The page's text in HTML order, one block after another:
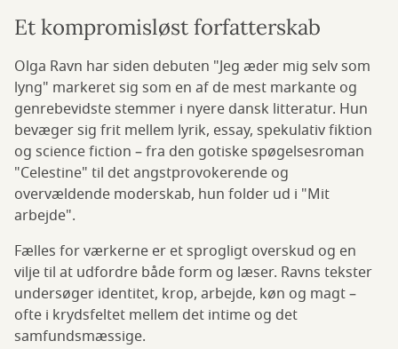
Et kompromisløst forfatterskab
Olga Ravn har siden debuten "Jeg æder mig selv som
lyng" markeret sig som en af de mest markante og
genrebevidste stemmer i nyere dansk litteratur. Hun
bevæger sig frit mellem lyrik, essay, spekulativ fiktion
og science fiction – fra den gotiske spøgelsesroman
"Celestine" til det angstprovokerende og
overvældende moderskab, hun folder ud i "Mit
arbejde".
Fælles for værkerne er et sprogligt overskud og en
vilje til at udfordre både form og læser. Ravns tekster
undersøger identitet, krop, arbejde, køn og magt –
ofte i krydsfeltet mellem det intime og det
samfundsmæssige.